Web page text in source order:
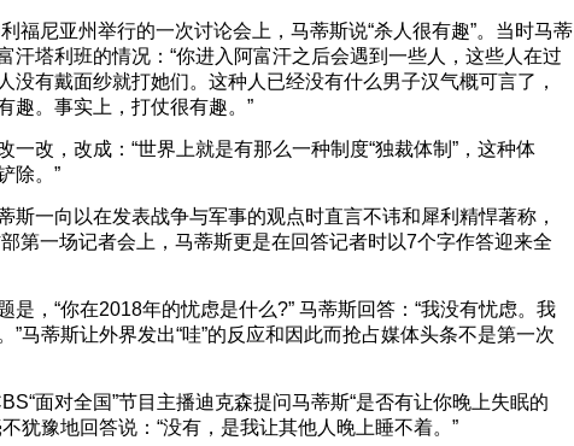
福尼亚州举行的一次讨论会上，马蒂斯说“杀人很有趣”。当时马蒂
汗塔利班的情况：“你进入阿富汗之后会遇到一些人，这些人在过
没有戴面纱就打她们。这种人已经没有什么男子汉气概可言了，
趣。事实上，打仗很有趣。”
一改，改成：“世界上就是有那么一种制度“独裁体制”，这种体
除。”
斯一向以在发表战争与军事的观点时直言不讳和犀利精悍著称，
第一场记者会上，马蒂斯更是在回答记者时以7个字作答迎来全
是，“你在2018年的忧虑是什么?” 马蒂斯回答：“我没有忧虑。我
”马蒂斯让外界发出“哇”的反应和因此而抢占媒体头条不是第一次
面对全国”节目主播迪克森提问马蒂斯“是否有让你晚上失眠的
犹豫地回答说：“没有，是我让其他人晚上睡不着。”